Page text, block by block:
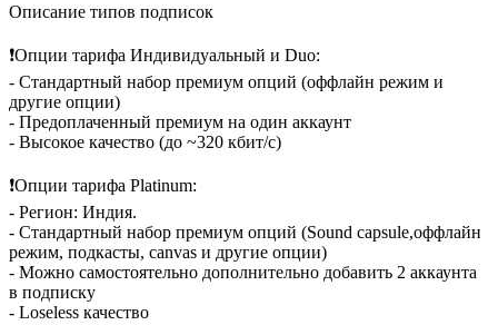
Описание типов подписок
❗Опции тарифа Индивидуальный и Duo:
- Стандартный набор премиум опций (оффлайн режим и
другие опции)
- Предоплаченный премиум на один аккаунт
- Высокое качество (до ~320 кбит/с)
❗Опции тарифа Platinum:
- Регион: Индия.
- Стандартный набор премиум опций (Sound capsule,оффлайн
режим, подкасты, canvas и другие опции)
- Можно самостоятельно дополнительно добавить 2 аккаунта
в подписку
- Loseless качество